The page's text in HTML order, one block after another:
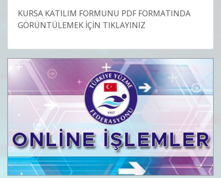
KURSA KATILIM FORMUNU PDF FORMATINDA
GÖRÜNTÜLEMEK İÇİN TIKLAYINIZ